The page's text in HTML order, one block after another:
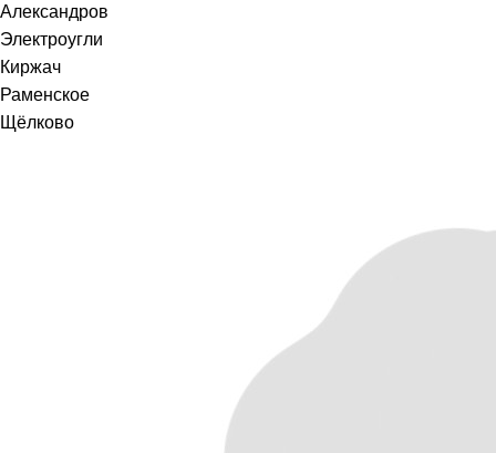
Александров
Электроугли
Киржач
Раменское
Щёлково